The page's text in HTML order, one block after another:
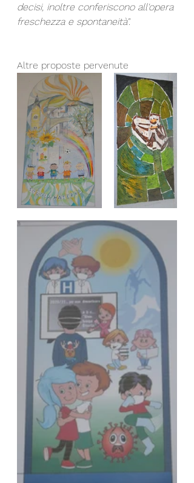
decisi, inoltre conferiscono all'opera
freschezza e spontaneità".
Altre proposte pervenute